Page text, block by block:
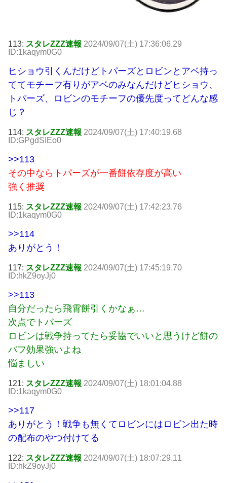
113: スタレZZZ速報 2024/09/07(土) 17:36:06.29
ID:1kaqym0G0
ヒショウ引くんだけどトパーズとロビンとアベ持っ
ててモチーフ有りがアベのみなんだけどヒショウ、
トパーズ、ロビンのモチーフの優先度ってどんな感
じ？
114: スタレZZZ速報 2024/09/07(土) 17:40:19.68
ID:GPgdSIEo0
>>113
その中ならトパーズが一番餅依存度が高い
強く推奨
115: スタレZZZ速報 2024/09/07(土) 17:42:23.76
ID:1kaqym0G0
>>114
ありがとう！
117: スタレZZZ速報 2024/09/07(土) 17:45:19.70
ID:hkZ9oyJj0
>>113
自分だったら飛霄餅引くかなぁ…
次点でトパーズ
ロビンは戦争持ってたら妥協でいいと思うけど餅の
バフ効果強いよね
悩ましい
121: スタレZZZ速報 2024/09/07(土) 18:01:04.88
ID:1kaqym0G0
>>117
ありがとう！戦争も無くてロビンにはロビン出た時
の配布のやつ付けてる
122: スタレZZZ速報 2024/09/07(土) 18:07:29.11
ID:hkZ9oyJj0